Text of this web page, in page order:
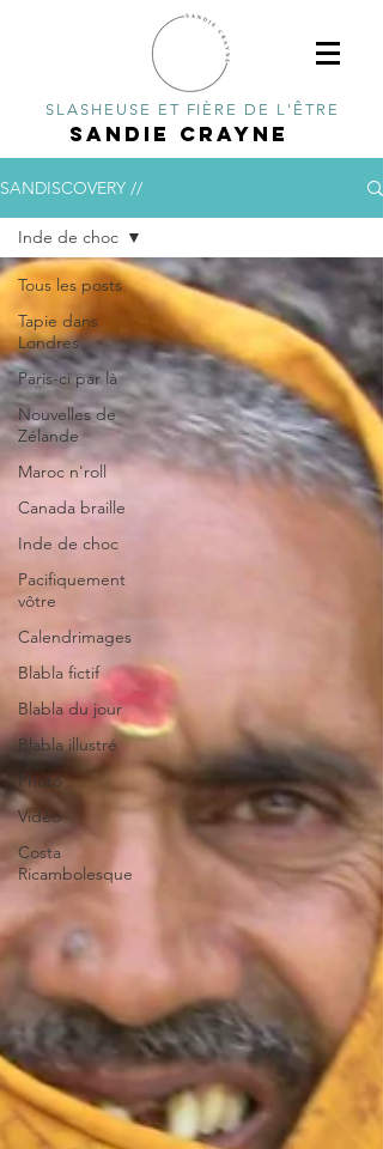
SLASHEUSE ET FIÈRE DE L'ÊTRE
SANDIE CRAYNE
SANDISCOVERY //
Tous les posts
Tapie dans
Londres
Paris-ci par là
Nouvelles de
Zélande
Maroc n'roll
Canada braille
Inde de choc
Pacifiquement
vôtre
Calendrimages
Blabla fictif
Blabla du jour
Blabla illustré
Photo
Vidéo
Costa
Ricambolesque
Inde de choc